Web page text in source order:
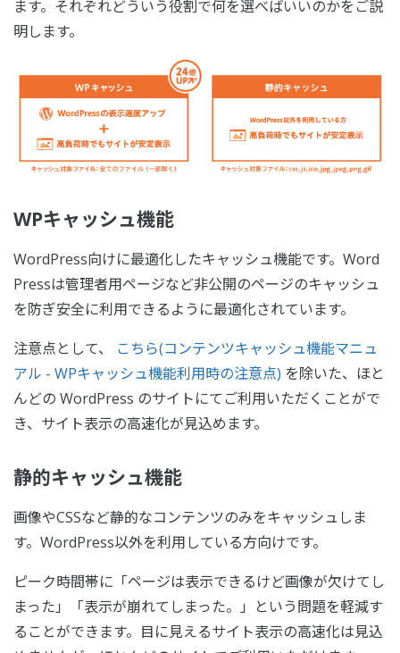
ます。それぞれどういう役割で何を選べばいいのかをご説
明します。
WPキャッシュ機能
WordPress向けに最適化したキャッシュ機能です。Word
Pressは管理者用ページなど非公開のページのキャッシュ
を防ぎ安全に利用できるように最適化されています。
注意点として、
こちら(コンテンツキャッシュ機能マニュ
アル - WPキャッシュ機能利用時の注意点) を除いた、ほと
んどの WordPress のサイトにてご利用いただくことがで
き、サイト表示の高速化が見込めます。
静的キャッシュ機能
画像やCSSなど静的なコンテンツのみをキャッシュしま
す。WordPress以外を利用している方向けです。
ピーク時間帯に「ページは表示できるけど画像が欠けてし
まった」「表示が崩れてしまった。」という問題を軽減す
ることができます。目に見えるサイト表示の高速化は見込